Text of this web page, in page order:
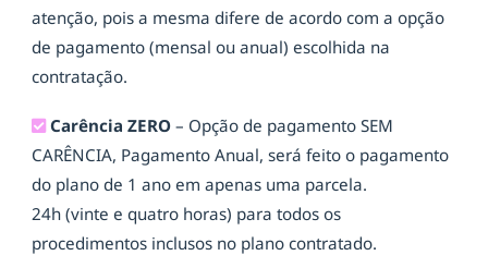
atenção, pois a mesma difere de acordo com a opção
de pagamento (mensal ou anual) escolhida na
contratação.
Carência ZERO – Opção de pagamento SEM
CARÊNCIA, Pagamento Anual, será feito o pagamento
do plano de 1 ano em apenas uma parcela.
24h (vinte e quatro horas) para todos os
procedimentos inclusos no plano contratado.